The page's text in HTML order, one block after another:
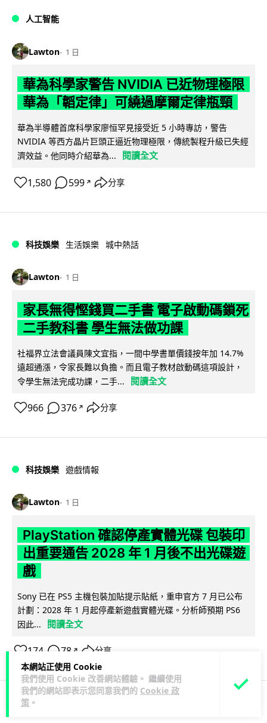
本網站正使用 Cookie
我們使用 Cookie 改善網站體驗。 繼續使用
我們的網站即表示您同意我們的 Cookie 政
策 。
人工智能
Lawton 1 日
華為科學家警告 NVIDIA 已近物理極限
華為「韜定律」可繞過摩爾定律瓶頸
華為半導體首席科學家廖恒罕見接受近 5 小時專訪，警告
NVIDIA 等西方晶片巨頭正逼近物理極限，傳統製程升級已失經
濟效益。他同時介紹華為...
閱讀全文
1,580 599 ↗ 分享
科技娛樂 生活娛樂 城中熱話
Lawton 1 日
家長無得慳錢買二手書 電子啟動碼鎖死
二手教科書 學生無法做功課
社福界立法會議員陳文宜指，一間中學書單價錢按年加 14.7%
遠超通漲，令家長難以負擔。而且電子教材啟動碼這項設計，
令學生無法完成功課，二手...
閱讀全文
966 376 ↗ 分享
科技娛樂 遊戲情報
Lawton 1 日
PlayStation 確認停產實體光碟 包裝印
出重要通告 2028 年 1 月後不出光碟遊
戲
Sony 已在 PS5 主機包裝加貼提示貼紙，重申官方 7 月已公布
計劃：2028 年 1 月起停產新遊戲實體光碟。分析師預期 PS6
因此...
閱讀全文
174 78 ↗ 分享